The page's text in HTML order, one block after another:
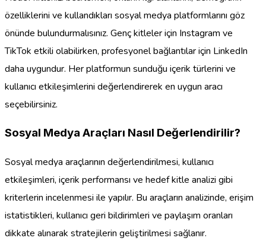
özelliklerini ve kullandıkları sosyal medya platformlarını göz
önünde bulundurmalısınız. Genç kitleler için Instagram ve
TikTok etkili olabilirken, profesyonel bağlantılar için LinkedIn
daha uygundur. Her platformun sunduğu içerik türlerini ve
kullanıcı etkileşimlerini değerlendirerek en uygun aracı
seçebilirsiniz.
Sosyal Medya Araçları Nasıl Değerlendirilir?
Sosyal medya araçlarının değerlendirilmesi, kullanıcı
etkileşimleri, içerik performansı ve hedef kitle analizi gibi
kriterlerin incelenmesi ile yapılır. Bu araçların analizinde, erişim
istatistikleri, kullanıcı geri bildirimleri ve paylaşım oranları
dikkate alınarak stratejilerin geliştirilmesi sağlanır.